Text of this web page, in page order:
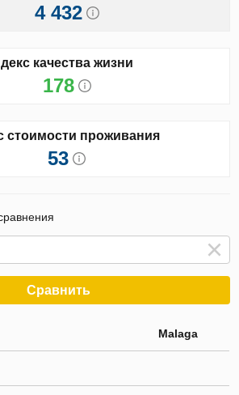
4 432
качества жизни
178
стоимости проживания
53
Сравнить
Malaga